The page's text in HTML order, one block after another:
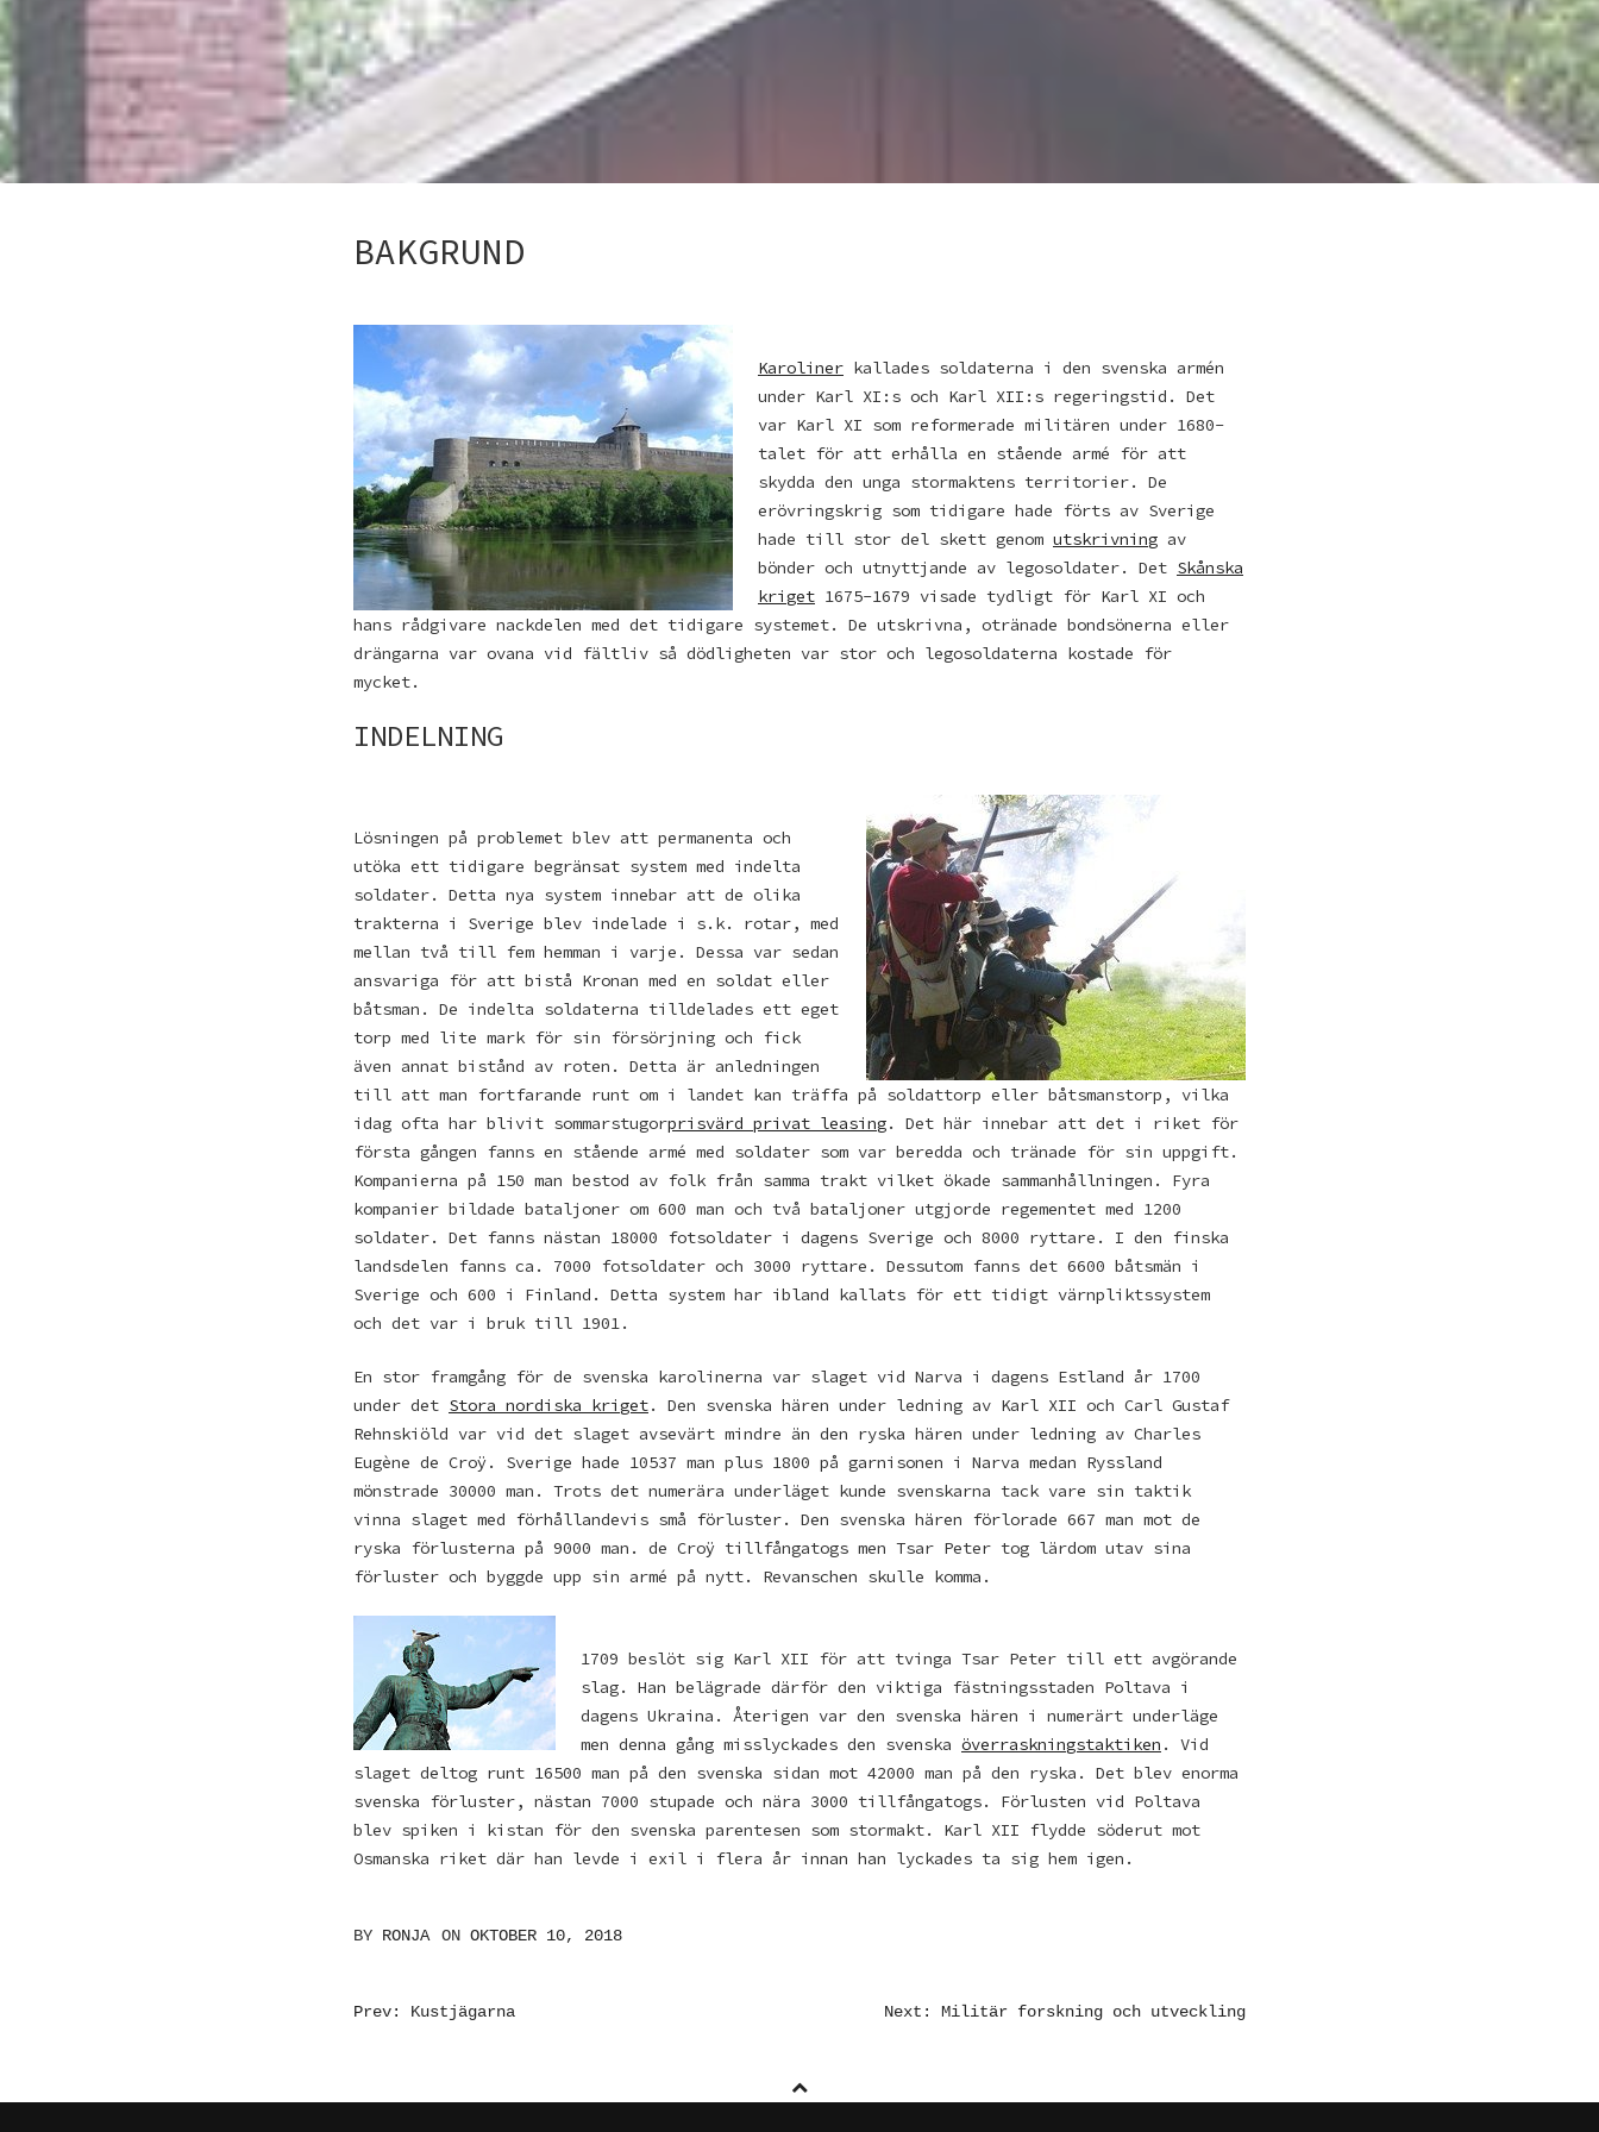
BAKGRUND
Karoliner kallades soldaterna i den svenska armén
under Karl XI:s och Karl XII:s regeringstid. Det
var Karl XI som reformerade militären under 1680-
talet för att erhålla en stående armé för att
skydda den unga stormaktens territorier. De
erövringskrig som tidigare hade förts av Sverige
hade till stor del skett genom utskrivning av
bönder och utnyttjande av legosoldater. Det Skånska
kriget 1675-1679 visade tydligt för Karl XI och
hans rådgivare nackdelen med det tidigare systemet. De utskrivna, otränade bondsönerna eller
drängarna var ovana vid fältliv så dödligheten var stor och legosoldaterna kostade för
mycket.
INDELNING
Lösningen på problemet blev att permanenta och
utöka ett tidigare begränsat system med indelta
soldater. Detta nya system innebar att de olika
trakterna i Sverige blev indelade i s.k. rotar, med
mellan två till fem hemman i varje. Dessa var sedan
ansvariga för att bistå Kronan med en soldat eller
båtsman. De indelta soldaterna tilldelades ett eget
torp med lite mark för sin försörjning och fick
även annat bistånd av roten. Detta är anledningen
till att man fortfarande runt om i landet kan träffa på soldattorp eller båtsmanstorp, vilka
idag ofta har blivit sommarstugorprisvärd privat leasing. Det här innebar att det i riket för
första gången fanns en stående armé med soldater som var beredda och tränade för sin uppgift.
Kompanierna på 150 man bestod av folk från samma trakt vilket ökade sammanhållningen. Fyra
kompanier bildade bataljoner om 600 man och två bataljoner utgjorde regementet med 1200
soldater. Det fanns nästan 18000 fotsoldater i dagens Sverige och 8000 ryttare. I den finska
landsdelen fanns ca. 7000 fotsoldater och 3000 ryttare. Dessutom fanns det 6600 båtsmän i
Sverige och 600 i Finland. Detta system har ibland kallats för ett tidigt värnpliktssystem
och det var i bruk till 1901.
En stor framgång för de svenska karolinerna var slaget vid Narva i dagens Estland år 1700
under det Stora nordiska kriget. Den svenska hären under ledning av Karl XII och Carl Gustaf
Rehnskiöld var vid det slaget avsevärt mindre än den ryska hären under ledning av Charles
Eugène de Croÿ. Sverige hade 10537 man plus 1800 på garnisonen i Narva medan Ryssland
mönstrade 30000 man. Trots det numerära underläget kunde svenskarna tack vare sin taktik
vinna slaget med förhållandevis små förluster. Den svenska hären förlorade 667 man mot de
ryska förlusterna på 9000 man. de Croÿ tillfångatogs men Tsar Peter tog lärdom utav sina
förluster och byggde upp sin armé på nytt. Revanschen skulle komma.
1709 beslöt sig Karl XII för att tvinga Tsar Peter till ett avgörande
slag. Han belägrade därför den viktiga fästningsstaden Poltava i
dagens Ukraina. Återigen var den svenska hären i numerärt underläge
men denna gång misslyckades den svenska överraskningstaktiken . Vid
slaget deltog runt 16500 man på den svenska sidan mot 42000 man på den ryska. Det blev enorma
svenska förluster, nästan 7000 stupade och nära 3000 tillfångatogs. Förlusten vid Poltava
blev spiken i kistan för den svenska parentesen som stormakt. Karl XII flydde söderut mot
Osmanska riket där han levde i exil i flera år innan han lyckades ta sig hem igen.
BY RONJA ON OKTOBER 10, 2018
INLÄGGSNAVIGERING
Prev: Kustjägarna Next: Militär forskning och utveckling